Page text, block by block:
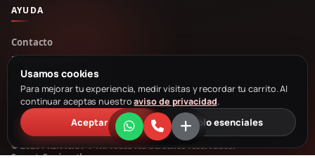
Usamos cookies
Para mejorar tu experiencia, medir visitas y recordar tu carrito. Al
continuar aceptas nuestroaviso de privacidad.
Aceptar Solo esenciales
AYUDA
Contacto
Rastrear pedido
Mi cuenta
Cotizar por WhatsApp
© 2026 PRINTIKA · PTK. Todos los derechos reservados.